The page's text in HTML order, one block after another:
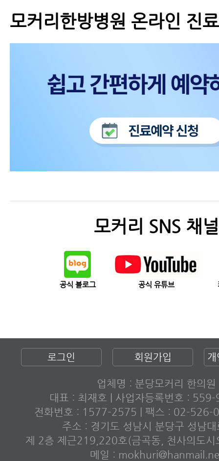
모커리한방병원 온라인 진
모커리 SNS 채널
공식 블로그 공식 유튜브
로그인 회원가입 개
업체명 : 분당모커리 한의원
대표 : 최재호 | 사업자등록번호 :
전화번호 : 1577-2575 | 팩스 : 02-526-
주소 : 경기도 성남시 분당구 성남
제 2층 제근219,220호(금곡동, 천사의도시
메일 :